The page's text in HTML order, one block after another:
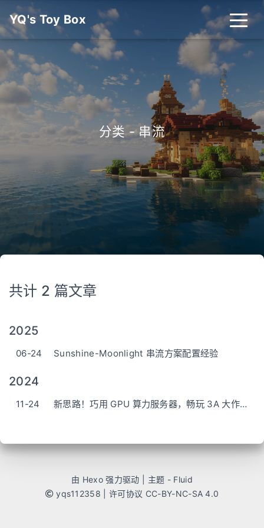
YQ's Toy Box
首页 分类 标签
友链 关于 搜索
关灯
分类 - 串流
共计 2 篇文章
2025
06-24 Sunshine-Moonlight 串流方案配置经验
2024
11-24 新思路！巧用 GPU 算力服务器，畅玩 3A 大作云游戏
由 Hexo 强力驱动 | 主题 - Fluid
yqs112358
|许可协议 CC-BY-NC-SA 4.0